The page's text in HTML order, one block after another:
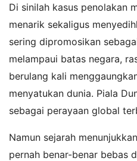
Di sinilah kasus penolakan
menarik sekaligus
sering dipromosikan
melampaui batas negara,
berulang kali
menyatukan dunia. Piala
sebagai perayaan global
Namun sejarah
pernah benar-benar bebas